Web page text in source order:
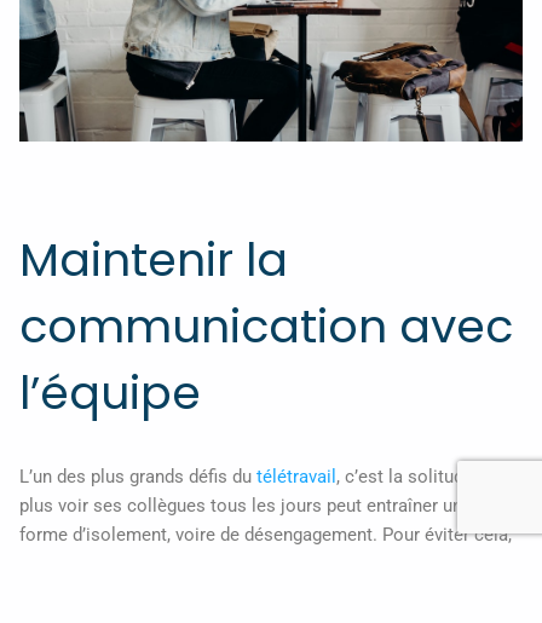
Maintenir la
communication avec
l’équipe
L’un des plus grands défis du télétravail , c’est la solitude. Ne
plus voir ses collègues tous les jours peut entraîner une
forme d’isolement, voire de désengagement. Pour éviter cela,